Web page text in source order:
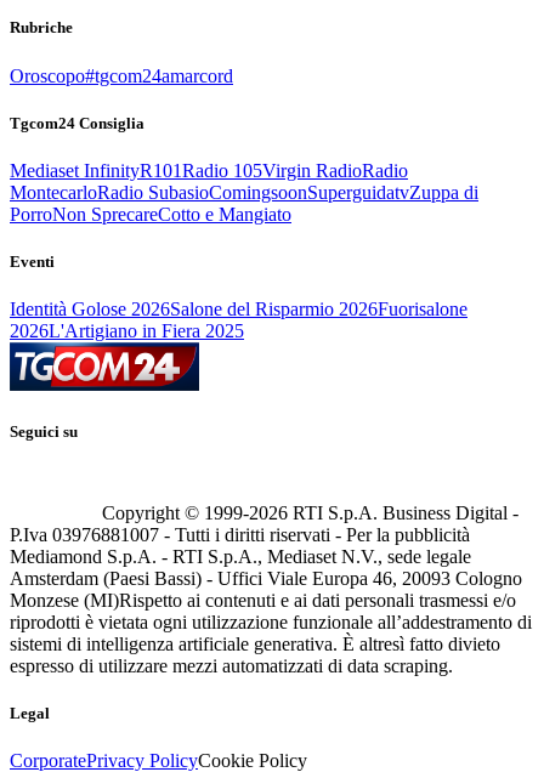
Rubriche
Oroscopo#tgcom24amarcord
Tgcom24 Consiglia
Mediaset InfinityR101Radio 105Virgin RadioRadio
MontecarloRadio SubasioComingsoonSuperguidatvZuppa di
PorroNon SprecareCotto e Mangiato
Eventi
Identità Golose 2026Salone del Risparmio 2026Fuorisalone
2026L'Artigiano in Fiera 2025
Seguici su
Copyright © 1999-2026 RTI S.p.A. Business Digital -
P.Iva 03976881007 - Tutti i diritti riservati - Per la pubblicità
Mediamond S.p.A. - RTI S.p.A., Mediaset N.V., sede legale
Amsterdam (Paesi Bassi) - Uffici Viale Europa 46, 20093 Cologno
Monzese (MI)Rispetto ai contenuti e ai dati personali trasmessi e/o
riprodotti è vietata ogni utilizzazione funzionale all’addestramento di
sistemi di intelligenza artificiale generativa. È altresì fatto divieto
espresso di utilizzare mezzi automatizzati di data scraping.
Legal
CorporatePrivacy PolicyCookie Policy